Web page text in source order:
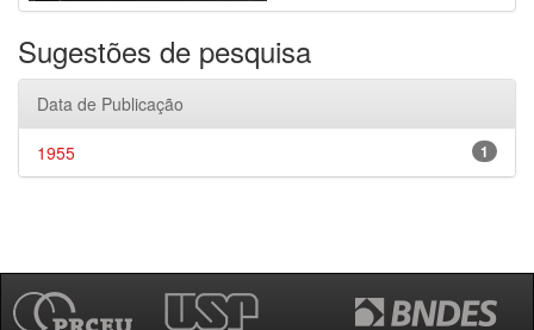
Sugestões de pesquisa
Data de Publicação
1
1955